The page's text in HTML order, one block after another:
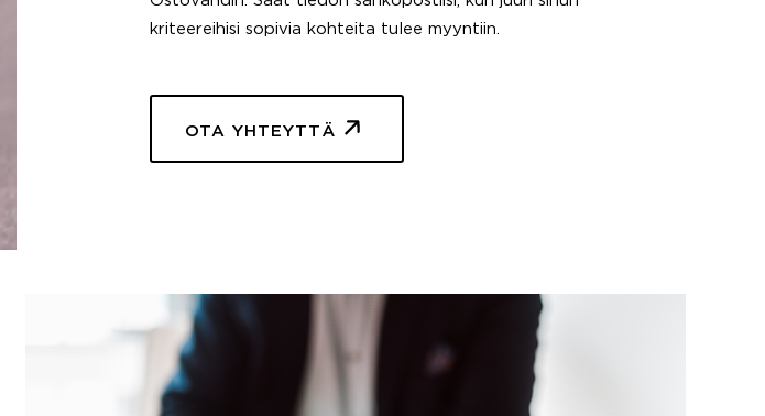
kriteereihisi sopivia kohteita tulee myyntiin.
OTA YHTEYTTÄ